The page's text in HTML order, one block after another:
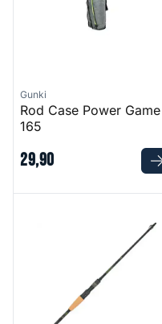
Gunki
Rod Case Power Game
165
29,90